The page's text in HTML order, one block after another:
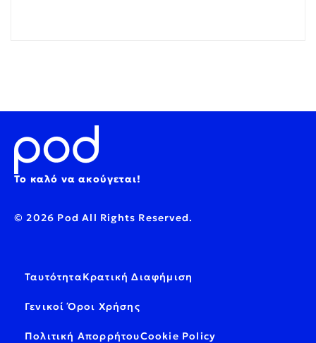
Το καλό να ακούγεται!
© 2026 Pod All Rights Reserved.
ΤαυτότηταΚρατική Διαφήμιση
Γενικοί Όροι Χρήσης
Πολιτική ΑπορρήτουCookie Policy